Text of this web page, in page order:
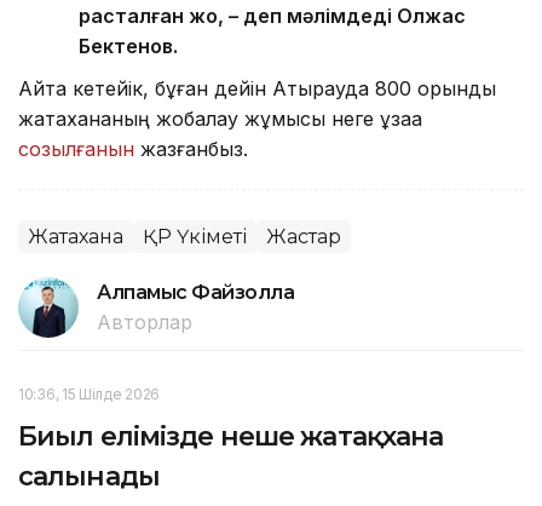
расталған жоқ, – деп мәлімдеді Олжас
Бектенов.
Айта кетейік, бұған дейін Атырауда 800 орындық
жатақхананың жобалау жұмысы неге ұзаққа
созылғанын жазғанбыз.
Жатақхана ҚР Үкіметі Жастар
Алпамыс Файзолла
Авторлар
10:36, 15 Шілде 2026
Биыл елімізде неше жатақхана
салынады